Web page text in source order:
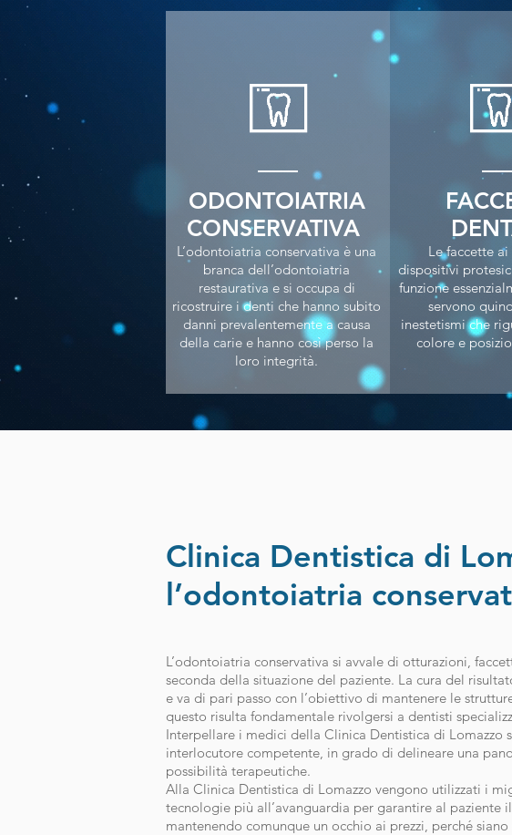
ODONTOIATRIA
CONSERVATIVA
L’odontoiatria conservativa è una
branca dell’odontoiatria
restaurativa e si occupa di
ricostruire i denti che hanno subito
danni prevalentemente a causa
della carie e hanno così perso la
loro integrità.
Le faccette
dispositivi
funzione
servono
inestetismi che
colore e
Clinica Dentistica di
l’odontoiatria
L’odontoiatria conservativa si avvale di otturazioni,
seconda della situazione del paziente. La cura del
e va di pari passo con l’obiettivo di mantenere le
questo risulta fondamentale rivolgersi a dentisti
Interpellare i medici della Clinica Dentistica di Lomazzo
interlocutore competente, in grado di delineare una
possibilità terapeutiche.
Alla Clinica Dentistica di Lomazzo vengono utilizzati i
tecnologie più all’avanguardia per garantire al paziente
mantenendo comunque un occhio ai prezzi, perché